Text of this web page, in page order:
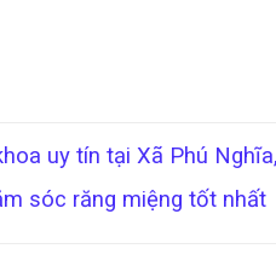
uy tín tại Xã Phú
sóc răng miệng tốt nhất